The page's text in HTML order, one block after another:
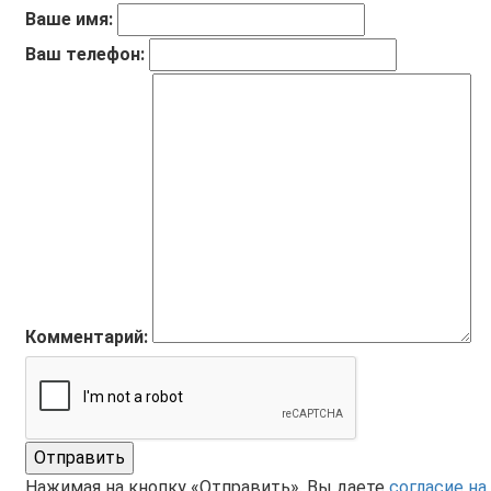
Ваше имя:
Ваш телефон:
Комментарий:
Отправить